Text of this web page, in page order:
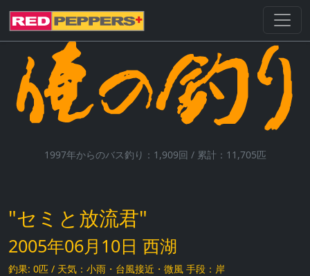
1997年からのバス釣り：1,909回 / 累計：11,705匹
"セミと放流君"
2005年06月10日 西湖
釣果: 0匹 / 天気：小雨・台風接近・微風 手段：岸